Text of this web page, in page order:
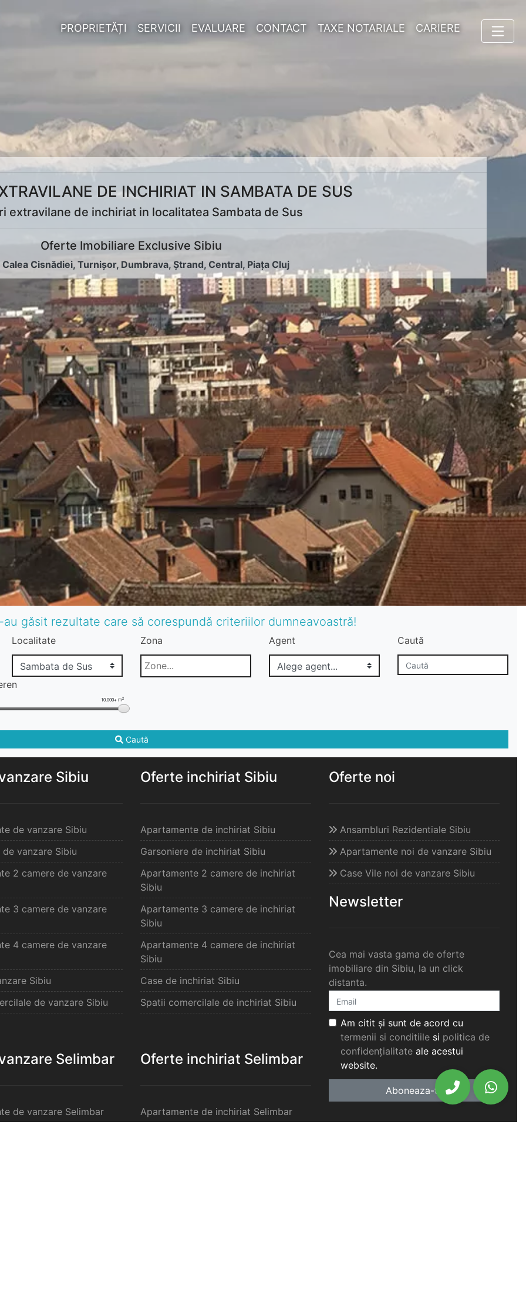
PROPRIETĂȚI SERVICII EVALUARE CONTACT TAXE NOTARIALE CARIERE
DE INCHIRIAT IN SAMBATA DE SUS
extravilane de inchiriat in localitatea Sambata de Sus
Oferte Imobiliare Exclusive Sibiu
Calea Cisnădiei,Turnișor, Dumbrava,Ștrand,Central, Piața Cluj
găsit rezultate care să corespundă criteriilor dumneavoastră!
Localitate Zona Agent Caută
10.000+ m2
Caută
Sibiu
de vanzare Sibiu
de vanzare Sibiu
2 camere de vanzare
3 camere de vanzare
4 camere de vanzare
Sibiu
de vanzare Sibiu
Selimbar
de vanzare Selimbar
Oferte inchiriat Sibiu
Apartamente de inchiriat Sibiu
Garsoniere de inchiriat Sibiu
Apartamente 2 camere de inchiriat
Sibiu
Apartamente 3 camere de inchiriat
Sibiu
Apartamente 4 camere de inchiriat
Sibiu
Case de inchiriat Sibiu
Spatii comercilale de inchiriat Sibiu
Oferte inchiriat Selimbar
Apartamente de inchiriat Selimbar
Oferte noi
Ansambluri Rezidentiale Sibiu
Apartamente noi de vanzare Sibiu
Case Vile noi de vanzare Sibiu
Newsletter
Cea mai vasta gama de oferte
imobiliare din Sibiu, la un click
distanta.
Am citit și sunt de acord cu
termenii si conditiile si politica de
confidențialitate ale acestui
website.
Aboneaza-te